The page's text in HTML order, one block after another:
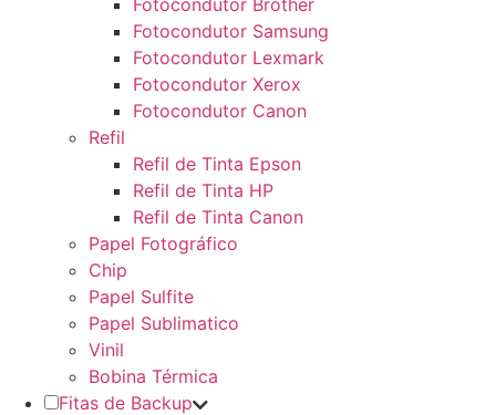
Fotocondutor Brother
Fotocondutor Samsung
Fotocondutor Lexmark
Fotocondutor Xerox
Fotocondutor Canon
Refil
Refil de Tinta Epson
Refil de Tinta HP
Refil de Tinta Canon
Papel Fotográfico
Chip
Papel Sulfite
Papel Sublimatico
Vinil
Bobina Térmica
Fitas de Backup